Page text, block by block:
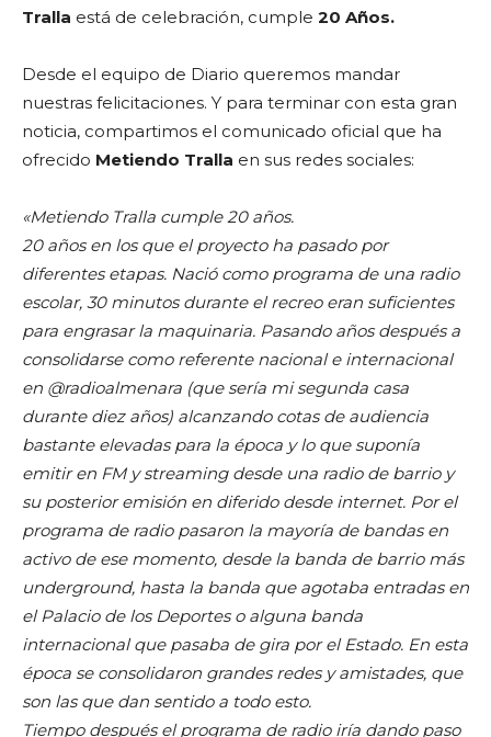
Tralla está de celebración, cumple 20 Años.
Desde el equipo de Diario queremos mandar
nuestras felicitaciones. Y para terminar con esta gran
noticia, compartimos el comunicado oficial que ha
ofrecido Metiendo Tralla en sus redes sociales:
«Metiendo Tralla cumple 20 años.
20 años en los que el proyecto ha pasado por
diferentes etapas. Nació como programa de una radio
escolar, 30 minutos durante el recreo eran suficientes
para engrasar la maquinaria. Pasando años después a
consolidarse como referente nacional e internacional
en @radioalmenara (que sería mi segunda casa
durante diez años) alcanzando cotas de audiencia
bastante elevadas para la época y lo que suponía
emitir en FM y streaming desde una radio de barrio y
su posterior emisión en diferido desde internet. Por el
programa de radio pasaron la mayoría de bandas en
activo de ese momento, desde la banda de barrio más
underground, hasta la banda que agotaba entradas en
el Palacio de los Deportes o alguna banda
internacional que pasaba de gira por el Estado. En esta
época se consolidaron grandes redes y amistades, que
son las que dan sentido a todo esto.
Tiempo después el programa de radio iría dando paso